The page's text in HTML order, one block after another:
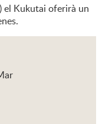
el Kukutai oferirà un